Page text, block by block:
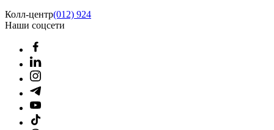
Колл-центр(012) 924
Наши соцсети